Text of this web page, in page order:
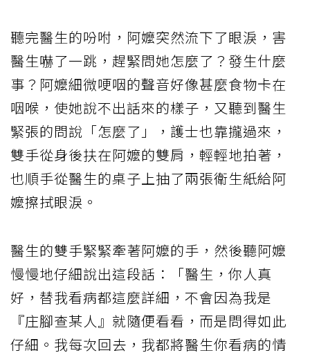
聽完醫生的吩咐，阿嬤突然流下了眼淚，害
醫生嚇了一跳，趕緊問她怎麼了？發生什麼
事？阿嬤細微哽咽的聲音好像甚麼食物卡在
咽喉，使她說不出話來的樣子，又聽到醫生
緊張的問說「怎麼了」，護士也靠攏過來，
雙手從身後扶在阿嬤的雙肩，輕輕地拍著，
也順手從醫生的桌子上抽了兩張衛生紙給阿
嬤擦拭眼淚。
醫生的雙手緊緊牽著阿嬤的手，然後聽阿嬤
慢慢地仔細說出這段話：「醫生，你人真
好，替我看病都這麼詳細，不會因為我是
『庄腳查某人』就隨便看看，而是問得如此
仔細。我每次回去，我都將醫生你看病的情